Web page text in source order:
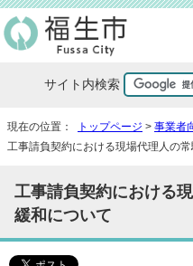
サイト内検索
現在の位置： トップページ > 事業者
工事請負契約における現場代理人の
工事請負契約における
緩和について